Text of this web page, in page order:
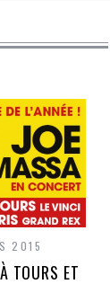
2015
TOURS ET